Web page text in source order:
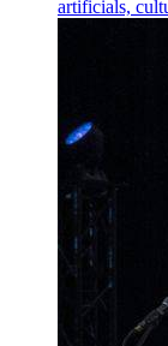
artificials,